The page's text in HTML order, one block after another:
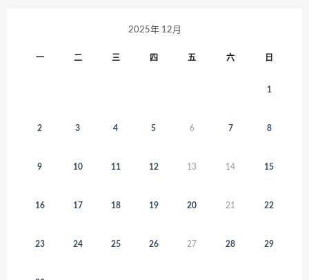
2025年 12月
一 二 三 四 五 六 日
1
2 3 4 5 6 7 8
9 10 11 12 13 14 15
16 17 18 19 20 21 22
23 24 25 26 27 28 29